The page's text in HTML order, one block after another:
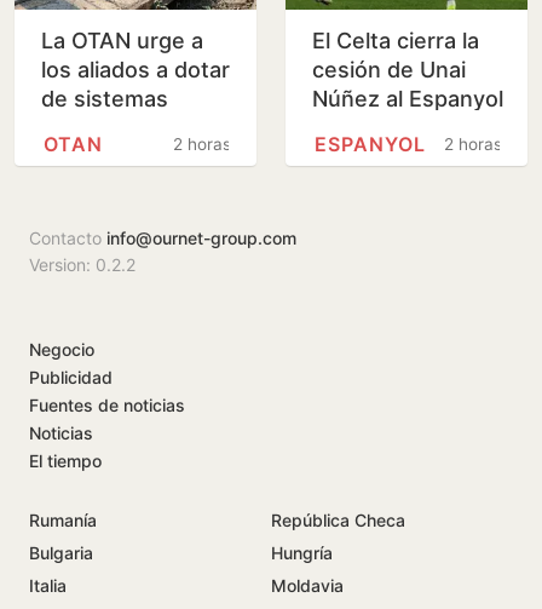
La OTAN urge a
los aliados a dotar
de sistemas
Ucrania antes del
2 horas
OTAN
El Celta cierra la
cesión de Unai
Núñez al Espanyol
2 horas
ESPANYOL
Contacto info@ournet-group.com
Version: 0.2.2
Negocio
Publicidad
Fuentes de noticias
Noticias
El tiempo
Rumanía
República Checa
Bulgaria
Hungría
Italia
Moldavia